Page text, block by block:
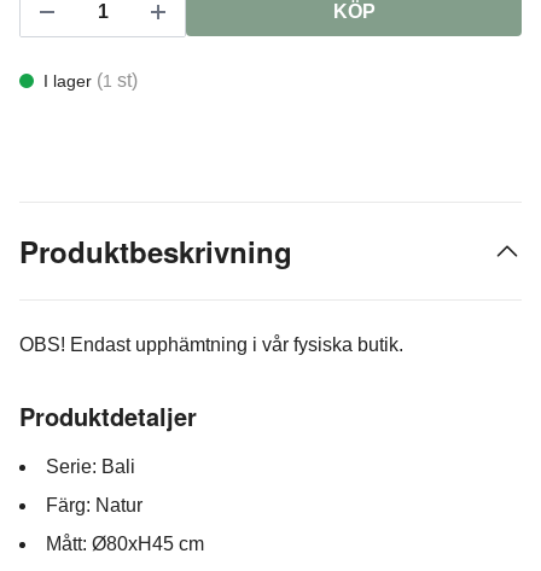
KÖP
I lager (1 st)
Produktbeskrivning
OBS! Endast upphämtning i vår fysiska butik.
Produktdetaljer
Serie: Bali
Färg: Natur
Mått: Ø80xH45 cm